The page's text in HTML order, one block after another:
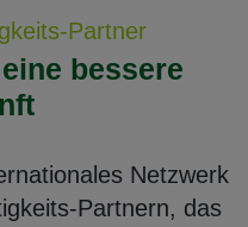
Partner
bessere
Netzwerk
Partnern, das